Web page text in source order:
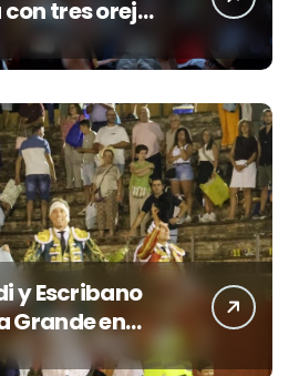
tres orejas
de peso
y Escribano
Grande en
en Azuaga